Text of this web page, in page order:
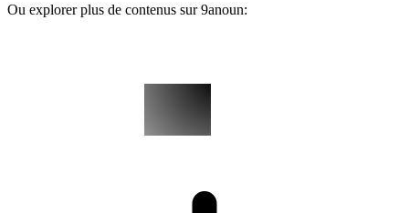
Ou explorer plus de contenus sur 9anoun: